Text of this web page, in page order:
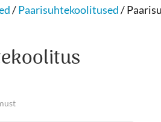
/Paarisuhtekoolitused/